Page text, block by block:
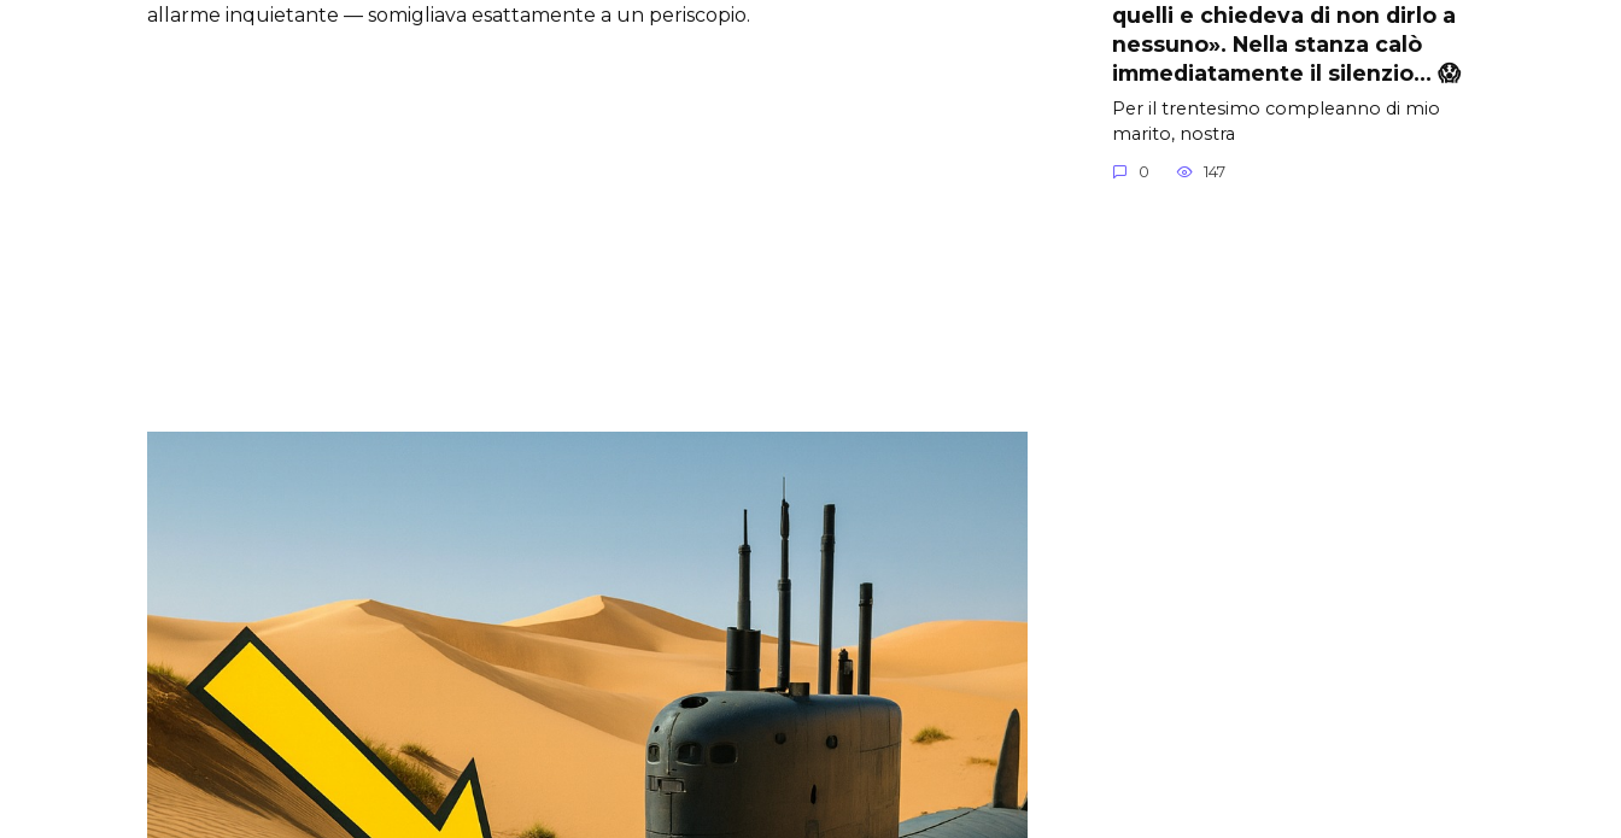
allarme inquietante — somigliava esattamente a un periscopio.
quelli e chiedeva di non dirlo a
nessuno». Nella stanza calò
immediatamente il silenzio… 😱
Per il trentesimo compleanno di mio
marito, nostra
0 147